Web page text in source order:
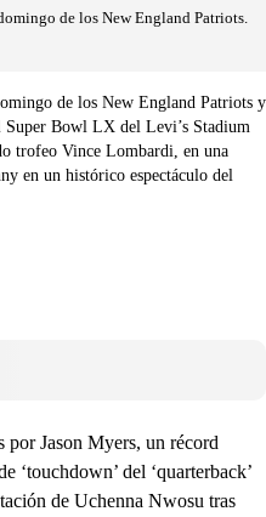
de los New England Patriots.
de los New England Patriots y
Bowl LX del Levi’s Stadium
trofeo Vince Lombardi, en una
en un histórico espectáculo del
por Jason Myers, un récord
‘touchdown’ del ‘quarterback’
de Uchenna Nwosu tras